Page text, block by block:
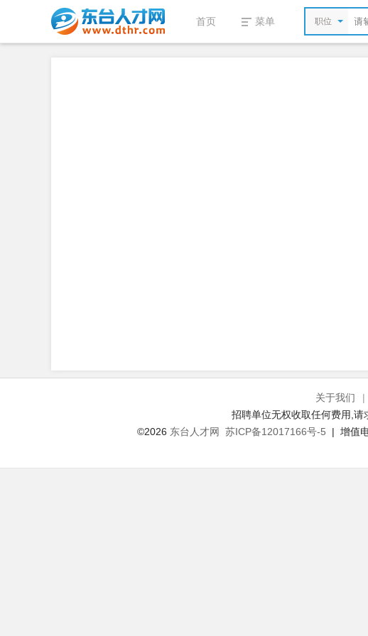
首页 菜单 职位
关于我们 |
招聘单位无权收取任何费用,
©2026 东台人才网 苏ICP备12017166号-5 | 增值